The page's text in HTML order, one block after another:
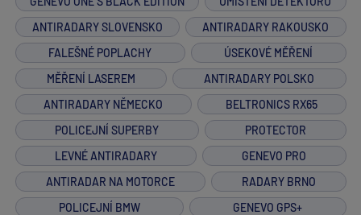
ANTIRADARY SLOVENSKO
ANTIRADARY RAKOUSKO
FALEŠNÉ POPLACHY
ÚSEKOVÉ MĚŘENÍ
MĚŘENÍ LASEREM
ANTIRADARY POLSKO
ANTIRADARY NĚMECKO
BELTRONICS RX65
POLICEJNÍ SUPERBY
PROTECTOR
LEVNÉ ANTIRADARY
GENEVO PRO
ANTIRADAR NA MOTORCE
RADARY BRNO
POLICEJNÍ BMW
GENEVO GPS+